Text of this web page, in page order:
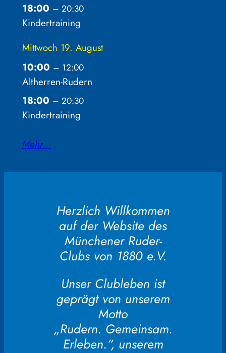
18:00 – 20:30
Kindertraining
Mittwoch 19. August
10:00 – 12:00
Altherren-Rudern
18:00 – 20:30
Kindertraining
Mehr…
Herzlich Willkommen
auf der Website des
Münchener Ruder-
Clubs von 1880 e.V.
Unser Clubleben ist
geprägt von unserem
Motto
„Rudern. Gemeinsam.
Erleben.“, unserem